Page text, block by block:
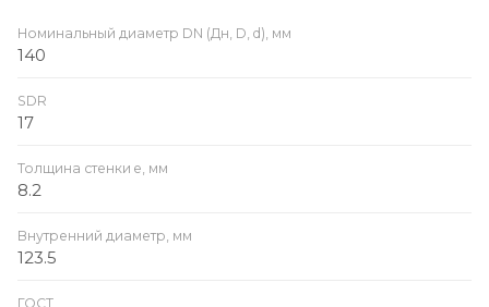
Номинальный диаметр DN (Дн, D, d), мм
140
SDR
17
Толщина стенки e, мм
8.2
Внутренний диаметр, мм
123.5
ГОСТ